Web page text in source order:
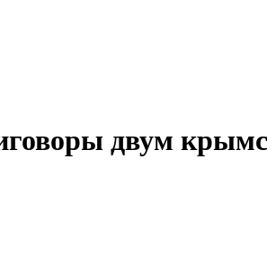
двум